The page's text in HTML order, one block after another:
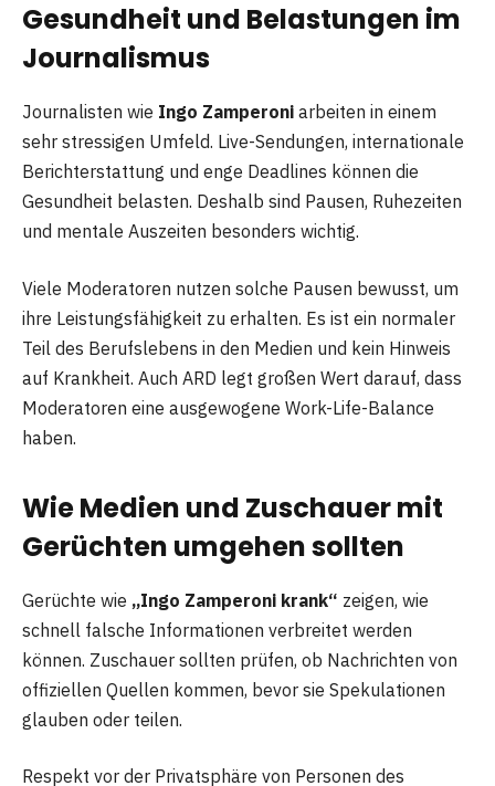
Gesundheit und Belastungen im
Journalismus
Journalisten wie Ingo Zamperoni arbeiten in einem
sehr stressigen Umfeld. Live-Sendungen, internationale
Berichterstattung und enge Deadlines können die
Gesundheit belasten. Deshalb sind Pausen, Ruhezeiten
und mentale Auszeiten besonders wichtig.
Viele Moderatoren nutzen solche Pausen bewusst, um
ihre Leistungsfähigkeit zu erhalten. Es ist ein normaler
Teil des Berufslebens in den Medien und kein Hinweis
auf Krankheit. Auch ARD legt großen Wert darauf, dass
Moderatoren eine ausgewogene Work-Life-Balance
haben.
Wie Medien und Zuschauer mit
Gerüchten umgehen sollten
Gerüchte wie „Ingo Zamperoni krank“ zeigen, wie
schnell falsche Informationen verbreitet werden
können. Zuschauer sollten prüfen, ob Nachrichten von
offiziellen Quellen kommen, bevor sie Spekulationen
glauben oder teilen.
Respekt vor der Privatsphäre von Personen des